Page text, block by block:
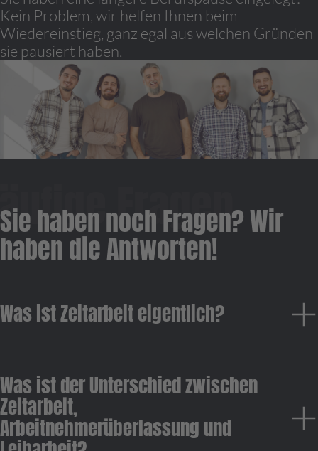
Kein Problem, wir helfen Ihnen beim
Wiedereinstieg, ganz egal aus welchen Gründen
sie pausiert haben.
Sie haben noch Fragen? Wir
haben die Antworten!
Was ist Zeitarbeit eigentlich?
Unternehmen dabei unterstützt, temporären
Personalbedarf zu decken. Bei der Zeitarbeit
wird ein Mitarbeiter von einem
Personaldienstleister angestellt und an ein
Was ist der Unterschied zwischen
Zeitarbeit,
Arbeitnehmerüberlassung und